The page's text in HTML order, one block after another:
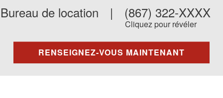
Bureau de location | (867) 322-XXXX
Cliquez pour révéler
RENSEIGNEZ-VOUS MAINTENANT